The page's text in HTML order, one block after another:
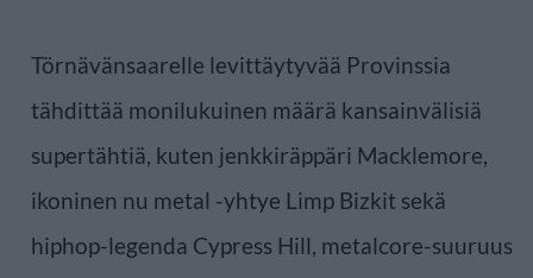
Törnävänsaarelle levittäytyvää Provinssia
tähdittää monilukuinen määrä kansainvälisiä
supertähtiä, kuten jenkkiräppäri Macklemore,
ikoninen nu metal -yhtye Limp Bizkit sekä
hiphop-legenda Cypress Hill, metalcore-suuruus